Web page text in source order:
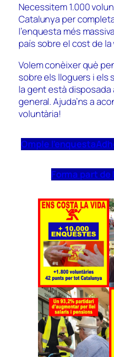
Necessitem 1.000
Catalunya per
l’enquesta més
país sobre el cost de la
Volem conèixer què
sobre els lloguers i els
la gent està disposada
general. Ajuda’ns a
voluntària!
Omple l’enquesta
Forma part